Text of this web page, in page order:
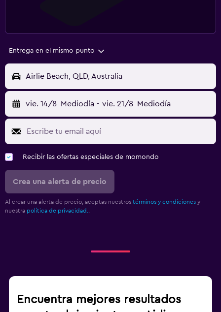
Entrega en el mismo punto
Airlie Beach, QLD, Australia
vie. 14/8 Mediodía - vie. 21/8 Mediodía
Recibir las ofertas especiales de momondo
Crea una alerta de precio
Al crear una alerta de precio, aceptas nuestros términos y condiciones y
nuestra política de privacidad..
Encuentra mejores resultados